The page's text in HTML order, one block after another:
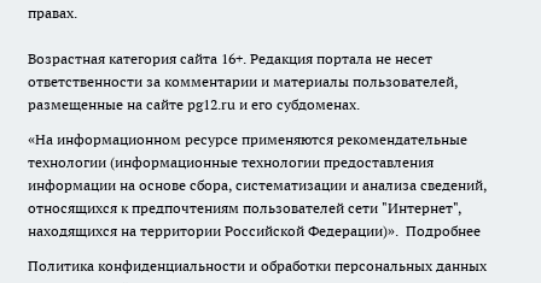
правах.
Возрастная категория сайта 16+. Редакция портала не несет
ответственности за комментарии и материалы пользователей,
размещенные на сайте pg12.ru и его субдоменах.
«На информационном ресурсе применяются рекомендательные
технологии (информационные технологии предоставления
информации на основе сбора, систематизации и анализа сведений,
относящихся к предпочтениям пользователей сети "Интернет",
находящихся на территории Российской Федерации)». Подробнее
Политика конфиденциальности и обработки персональных данных